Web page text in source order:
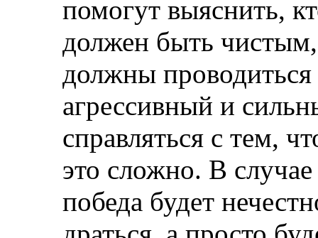
помогут выяснить,
должен быть
должны
агрессивный и
справляться с тем,
это сложно. В
победа будет